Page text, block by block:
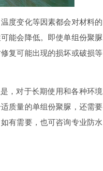
度变化等因素都会对材料的
能会降低。即使单组份聚脲
复可能出现的损坏或破损等
，对于长期使用和各种环境
质量的单组份聚脲，还需要
有需要，也可咨询专业防水